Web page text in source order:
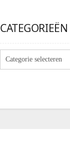
CATEGORIEËN